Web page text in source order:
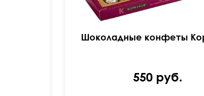
Шоколадные конфеты
550 руб.